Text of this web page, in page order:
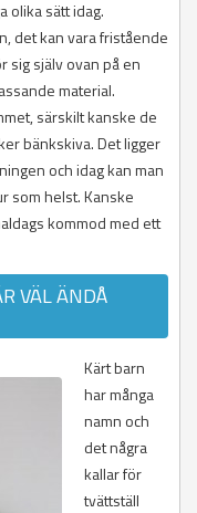
olika sätt idag.
det kan vara fristående
sig själv ovan på en
material.
särskilt kanske de
bänkskiva. Det ligger
och idag kan man
som helst. Kanske
kommod med ett
VÄL ÄNDÅ
Kärt barn
har många
namn och
det några
kallar för
tvättställ